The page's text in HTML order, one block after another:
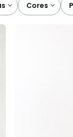
cores